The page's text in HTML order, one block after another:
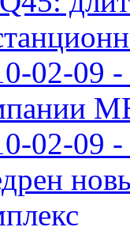
02-09
02-09